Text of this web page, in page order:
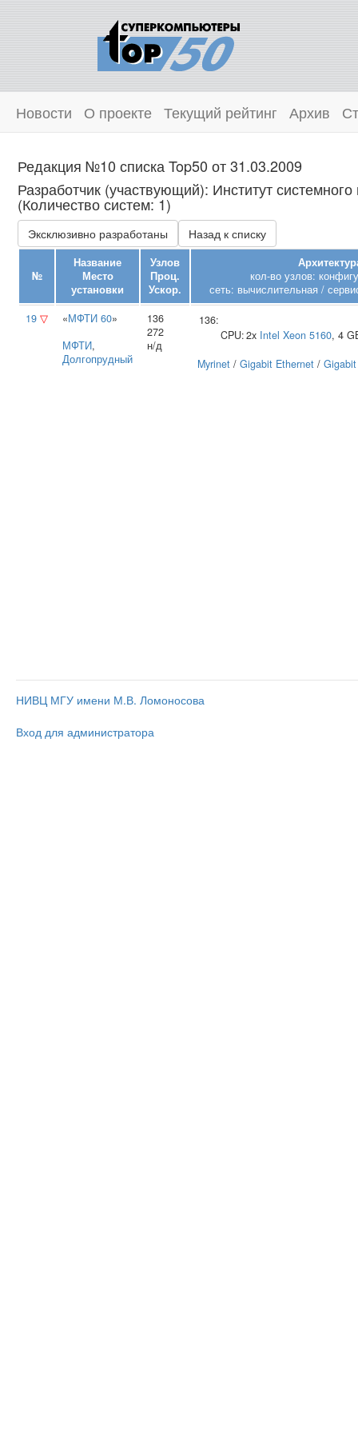
Новости О проекте Текущий рейтинг Архив
Редакция №10 списка Top50 от 31.03.2009
Разработчик (участвующий): Институт
(Количество систем: 1)
Эксклюзивно разработаны Назад к списку
№
Название
Место
установки
Узлов
Проц.
Ускор.
кол-во узлов:
сеть: вычислительная /
19 ▽ «МФТИ 60»
МФТИ,
Долгопрудный
136
272
н/д
136:
CPU:2x Intel Xeon 5160, 4
Myrinet / Gigabit Ethernet /
НИВЦ МГУ имени М.В. Ломоносова
Вход для администратора